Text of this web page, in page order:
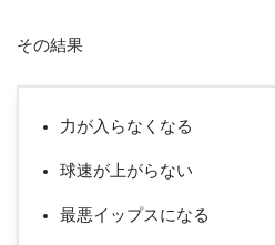
その結果
力が入らなくなる
球速が上がらない
最悪イップスになる